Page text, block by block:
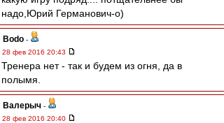
надо,Юрий Германович-о)
Bodo -
28 фев 2016 20:43
Тренера нет - так и будем из огня, да в
полымя.
Валерыч -
28 фев 2016 20:40